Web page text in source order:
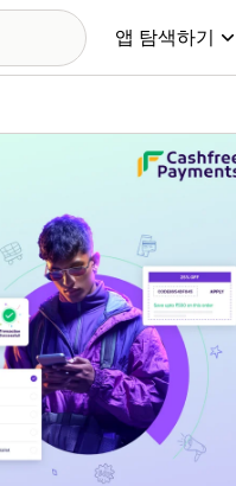
앱 탐색하기